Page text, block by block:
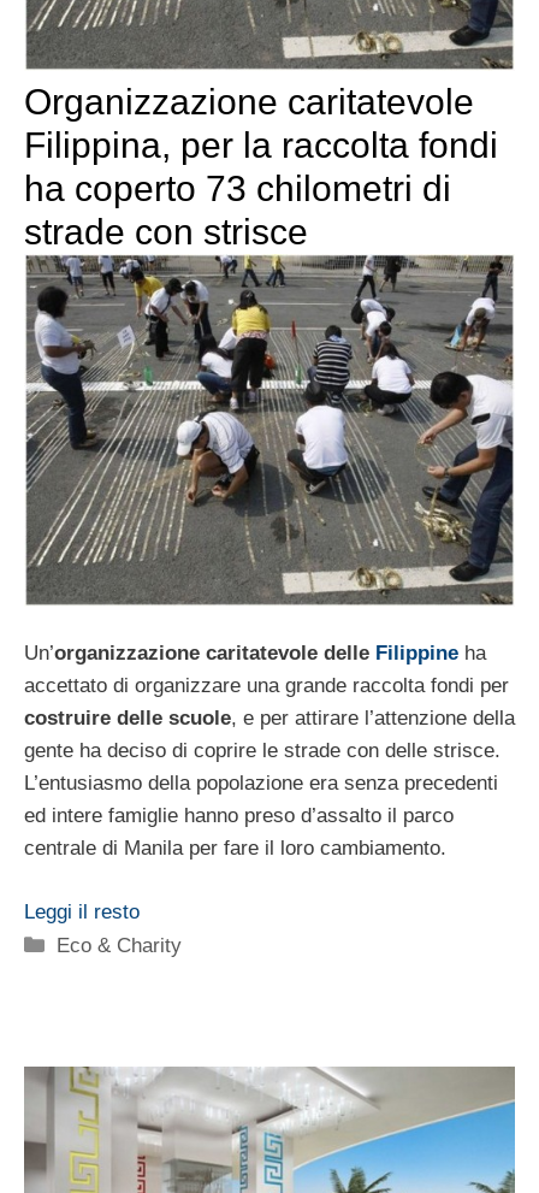
Organizzazione caritatevole
Filippina, per la raccolta fondi
ha coperto 73 chilometri di
strade con strisce
Un’organizzazione caritatevole delle Filippine ha
accettato di organizzare una grande raccolta fondi per
costruire delle scuole, e per attirare l’attenzione della
gente ha deciso di coprire le strade con delle strisce.
L’entusiasmo della popolazione era senza precedenti
ed intere famiglie hanno preso d’assalto il parco
centrale di Manila per fare il loro cambiamento.
Leggi il resto
Categorie
Eco & Charity